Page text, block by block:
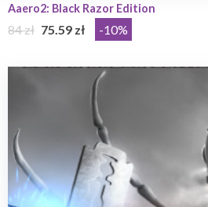
Aaero2: Black Razor Edition
84 zł 75.59 zł -10%